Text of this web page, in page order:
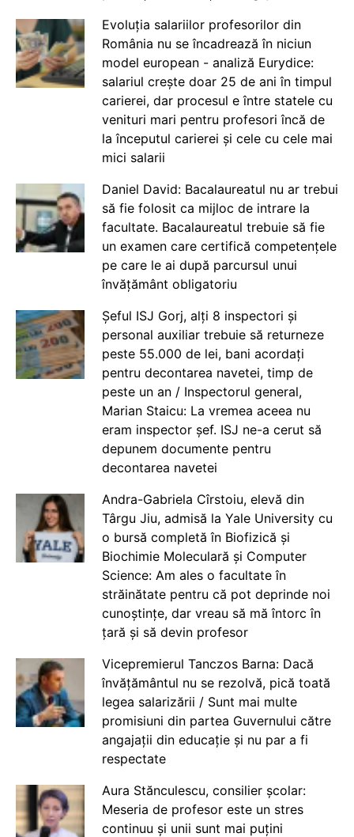
Evoluția salariilor profesorilor din
România nu se încadrează în niciun
model european - analiză Eurydice:
salariul crește doar 25 de ani în timpul
carierei, dar procesul e între statele cu
venituri mari pentru profesori încă de
la începutul carierei și cele cu cele mai
mici salarii
Daniel David: Bacalaureatul nu ar trebui
să fie folosit ca mijloc de intrare la
facultate. Bacalaureatul trebuie să fie
un examen care certifică competențele
pe care le ai după parcursul unui
învățământ obligatoriu
Șeful ISJ Gorj, alți 8 inspectori și
personal auxiliar trebuie să returneze
peste 55.000 de lei, bani acordați
pentru decontarea navetei, timp de
peste un an / Inspectorul general,
Marian Staicu: La vremea aceea nu
eram inspector șef. ISJ ne-a cerut să
depunem documente pentru
decontarea navetei
Andra-Gabriela Cîrstoiu, elevă din
Târgu Jiu, admisă la Yale University cu
o bursă completă în Biofizică și
Biochimie Moleculară și Computer
Science: Am ales o facultate în
străinătate pentru că pot deprinde noi
cunoștințe, dar vreau să mă întorc în
țară și să devin profesor
Vicepremierul Tanczos Barna: Dacă
învățământul nu se rezolvă, pică toată
legea salarizării / Sunt mai multe
promisiuni din partea Guvernului către
angajații din educație și nu par a fi
respectate
Aura Stănculescu, consilier școlar:
Meseria de profesor este un stres
continuu și unii sunt mai puțini